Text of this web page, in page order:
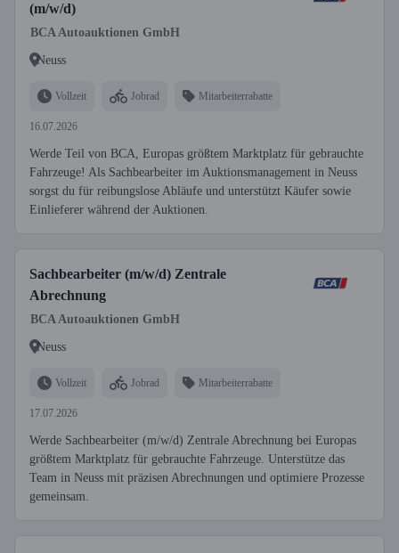
(m/w/d)
BCA Autoauktionen GmbH
Neuss
Vollzeit Jobrad Mitarbeiterrabatte
16.07.2026
Werde Teil von BCA, Europas größtem Marktplatz für gebrauchte
Fahrzeuge! Als Sachbearbeiter im Auktionsmanagement in Neuss
sorgst du für reibungslose Abläufe und unterstützt Käufer sowie
Einlieferer während der Auktionen.
Sachbearbeiter (m/w/d) Zentrale
Abrechnung
BCA Autoauktionen GmbH
Neuss
Vollzeit Jobrad Mitarbeiterrabatte
17.07.2026
Werde Sachbearbeiter (m/w/d) Zentrale Abrechnung bei Europas
größtem Marktplatz für gebrauchte Fahrzeuge. Unterstütze das
Team in Neuss mit präzisen Abrechnungen und optimiere Prozesse
gemeinsam.